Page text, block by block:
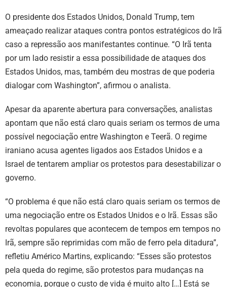
O presidente dos Estados Unidos, Donald Trump, tem
ameaçado realizar ataques contra pontos estratégicos do Irã
caso a repressão aos manifestantes continue. “O Irã tenta
por um lado resistir a essa possibilidade de ataques dos
Estados Unidos, mas, também deu mostras de que poderia
dialogar com Washington”, afirmou o analista.
Apesar da aparente abertura para conversações, analistas
apontam que não está claro quais seriam os termos de uma
possível negociação entre Washington e Teerã. O regime
iraniano acusa agentes ligados aos Estados Unidos e a
Israel de tentarem ampliar os protestos para desestabilizar o
governo.
“O problema é que não está claro quais seriam os termos de
uma negociação entre os Estados Unidos e o Irã. Essas são
revoltas populares que acontecem de tempos em tempos no
Irã, sempre são reprimidas com mão de ferro pela ditadura”,
refletiu Américo Martins, explicando: “Esses são protestos
pela queda do regime, são protestos para mudanças na
economia, porque o custo de vida é muito alto […] Está se